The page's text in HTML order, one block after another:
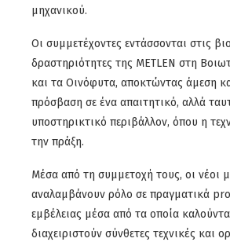
μηχανικού.
Οι συμμετέχοντες εντάσσονται στις
δραστηριότητες της METLEN στη
και τα Οινόφυτα, αποκτώντας άμεση
πρόσβαση σε ένα απαιτητικό, αλλά
υποστηρικτικό περιβάλλον, όπου η
την πράξη.
Μέσα από τη συμμετοχή τους, οι νέοι
αναλαμβάνουν ρόλο σε πραγματικά
εμβέλειας μέσα από τα οποία
διαχειριστούν σύνθετες τεχνικές και